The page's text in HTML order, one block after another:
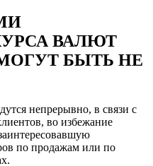
ВАЛЮТ
БЫТЬ НЕ
непрерывно, в связи с
во избежание
по продажам или по